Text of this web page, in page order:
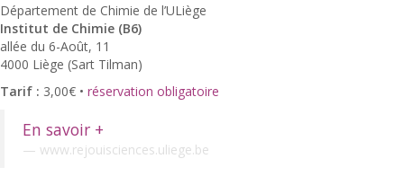
Département de Chimie de l’ULiège
Institut de Chimie (B6)
allée du 6-Août, 11
4000 Liège (Sart Tilman)
Tarif : 3,00€ • réservation obligatoire
En savoir +
www.rejouisciences.uliege.be